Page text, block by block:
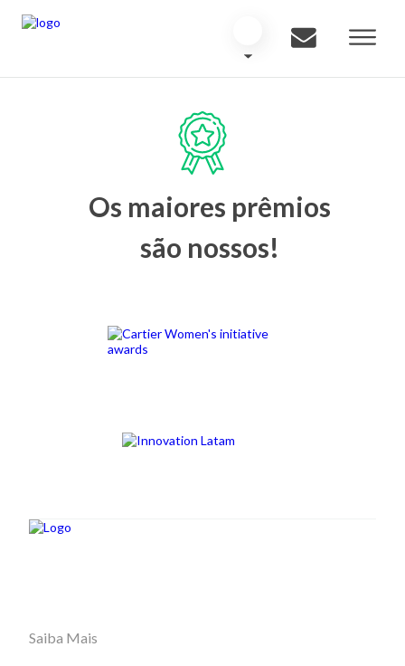
Os maiores prêmios
são nossos!
Saiba Mais